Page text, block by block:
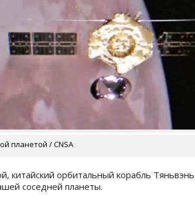
планетой / CNSA
китайский орбитальный корабль
соседней планеты.